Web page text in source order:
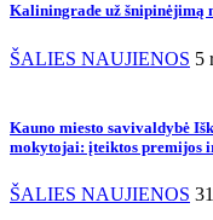
Kaliningrade už šnipinėjimą
ŠALIES NAUJIENOS 5
Kauno miesto savivaldybė
mokytojai: įteiktos premijos
ŠALIES NAUJIENOS